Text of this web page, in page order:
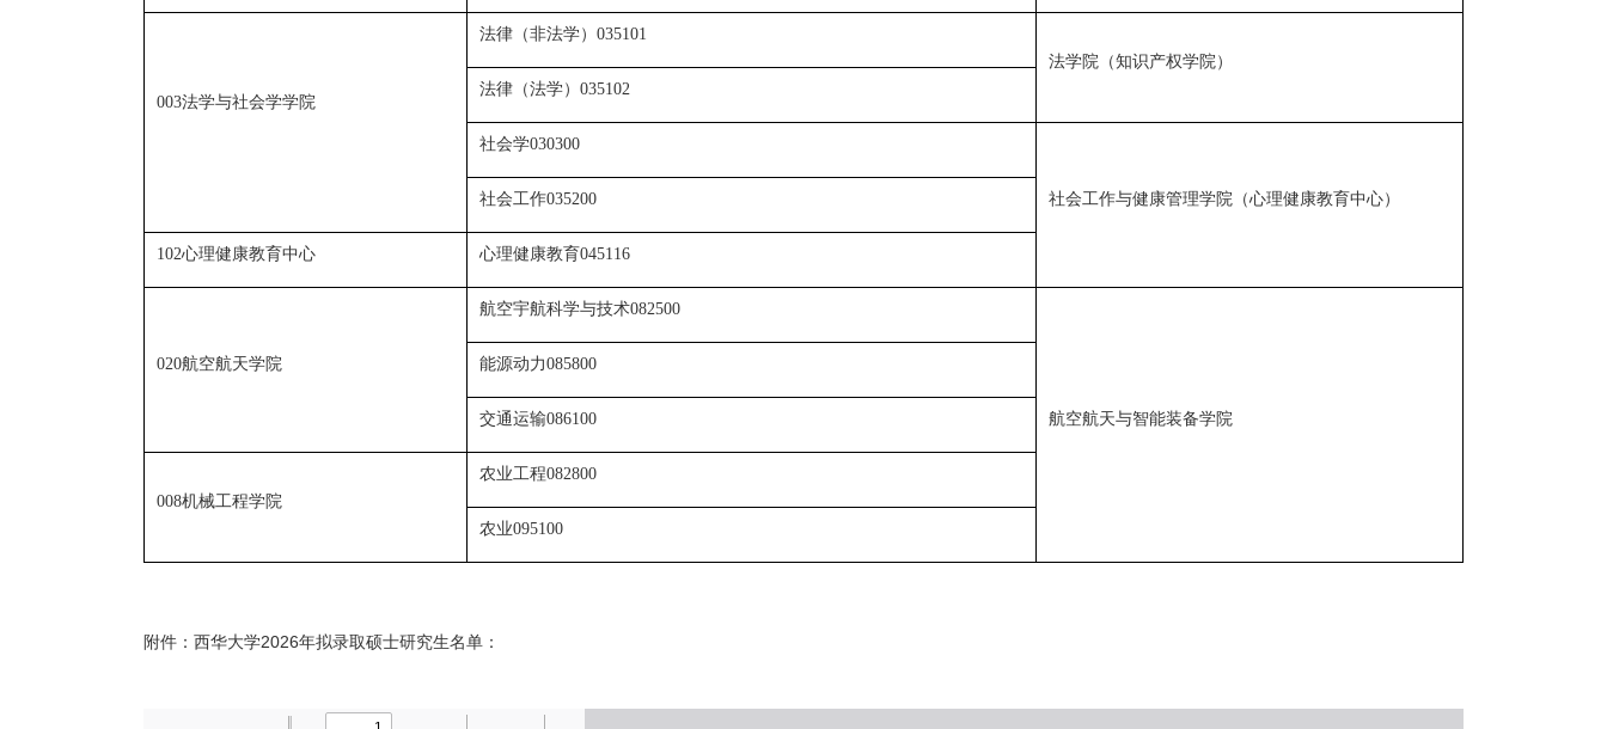
003法学与社会学学院
法律（非法学） 035101
法学院（知识产权学院）
法律（法学） 035102
社会学030300
社会工作与健康管理学院（心理健康教育中心）
社会工作035200
102心理健康教育中心 心理健康教育045116
020航空航天学院
航空宇航科学与技术082500
航空航天与智能装备学院
能源动力085800
交通运输086100
008机械工程学院
农业工程082800
农业095100
附件：西华大学2026年拟录取硕士研究生名单：